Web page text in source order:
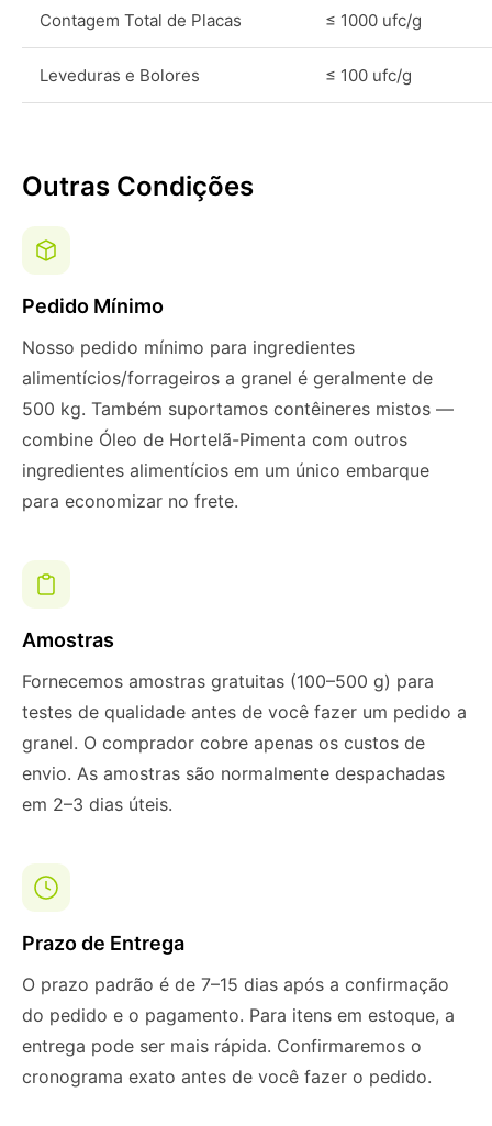
Contagem Total de Placas ≤ 1000 ufc/g
Leveduras e Bolores ≤ 100 ufc/g
Outras Condições
Pedido Mínimo
Nosso pedido mínimo para ingredientes
alimentícios/forrageiros a granel é geralmente de
500 kg. Também suportamos contêineres mistos —
combine Óleo de Hortelã-Pimenta com outros
ingredientes alimentícios em um único embarque
para economizar no frete.
Amostras
Fornecemos amostras gratuitas (100–500 g) para
testes de qualidade antes de você fazer um pedido a
granel. O comprador cobre apenas os custos de
envio. As amostras são normalmente despachadas
em 2–3 dias úteis.
Prazo de Entrega
O prazo padrão é de 7–15 dias após a confirmação
do pedido e o pagamento. Para itens em estoque, a
entrega pode ser mais rápida. Confirmaremos o
cronograma exato antes de você fazer o pedido.